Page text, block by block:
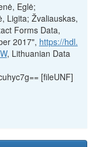
Eglė;
Ligita; Žvaliauskas,
Forms Data,
2017", https://hdl.
, Lithuanian Data
[fileUNF]